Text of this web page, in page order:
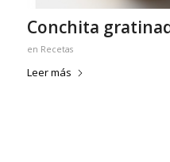
Conchita
en Recetas
Leer más